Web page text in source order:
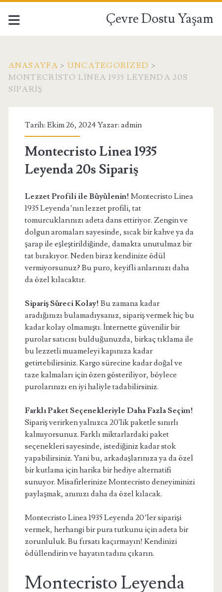
Çevre Dostu Yaşam
ANASAYFA > UNCATEGORIZED >
MONTECRISTO LINEA 1935 LEYENDA 20S
SIPARIŞ
Tarih: Ekim 26, 2024 Yazar: admin
Montecristo Linea 1935
Leyenda 20s Sipariş
Lezzet Profili ile Büyülenin! Montecristo Linea
1935 Leyenda’nın lezzet profili, tat
tomurcuklarınızı adeta dans ettiriyor. Zengin ve
dolgun aromaları sayesinde, sıcak bir kahve ya da
şarap ile eşleştirildiğinde, damakta unutulmaz bir
tat bırakıyor. Neden biraz kendinize ödül
vermiyorsunuz? Bu puro, keyifli anlarınızı daha
da özel kılacaktır.
Sipariş Süreci Kolay! Bu zamana kadar
aradığınızı bulamadıysanız, sipariş vermek hiç bu
kadar kolay olmamıştı. İnternette güvenilir bir
purolar satıcısı bulduğunuzda, birkaç tıklama ile
bu lezzetli muameleyi kapınıza kadar
getirtebilirsiniz. Kargo sürecine kadar doğal ve
taze kalmaları için özen gösteriliyor, böylece
purolarınızı en iyi haliyle tadabilirsiniz.
Farklı Paket Seçenekleriyle Daha Fazla Seçim!
Sipariş verirken yalnızca 20'lik paketle sınırlı
kalmıyorsunuz. Farklı miktarlardaki paket
seçenekleri sayesinde, istediğiniz kadar stok
yapabilirsiniz. Yani bu, arkadaşlarınıza ya da özel
bir kutlama için harika bir hediye alternatifi
sunuyor. Misafirlerinize Montecristo deneyiminizi
paylaşmak, anınızı daha da özel kılacak.
Montecristo Linea 1935 Leyenda 20’ler siparişi
vermek, herhangi bir pura tutkunu için adeta bir
zorunluluk. Bu fırsatı kaçırmayın! Kendinizi
ödüllendirin ve hayatın tadını çıkarın.
Montecristo Leyenda